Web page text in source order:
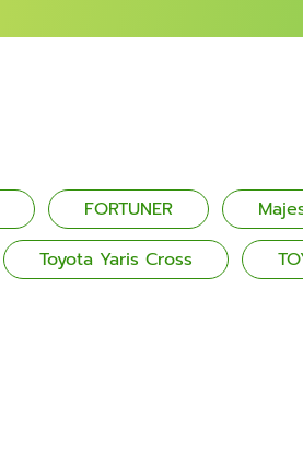
FORTUNER
Toyota Yaris Cross